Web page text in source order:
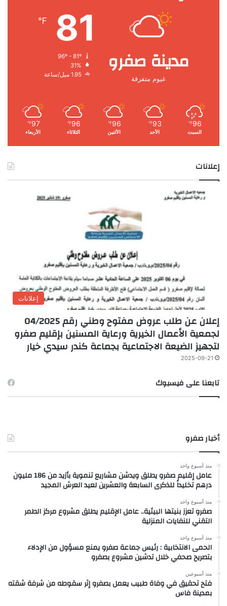
مدينة صفرو
غيوم متفرقة
81
℉
31%
1.95 ميل/ساعة
96
℉
السبت
93
℉
الأحد
96
℉
الأثنين
96
℉
الثلاثاء
97
℉
الأربعاء
إعلانات
إعلانات
إعلان عن طلب عروض مفتوح وطني رقم 04/2025
لجمعية الأعمال الخيرية ورعاية المسنين بإقليم صفرو
لتجهيز الضيعة الاجتماعية بجماعة كندر سيدي خيار
2025-09-21
تابعنا على فيسبوك
أخبار صفرو
منذ أسبوع واحد
عامل إقليم صفرو يطلق ويدشن مشاريع تنموية بأزيد من 186 مليون
درهم تخليداً للذكرى السابعة والعشرين لعيد العرش المجيد
منذ أسبوع واحد
صفرو تعزز بنيتها البيئية.. عامل الإقليم يطلق مشروع مركز الطمر
التقني للنفايات المنزلية
منذ أسبوع واحد
الحمى الانتخابية : رئيس جماعة صفرو يمنع مسؤول من الإدلاء
بتصريح صحفي خلال تدشين مشروع بصفرو
منذ أسبوعين
فتح تحقيق في وفاة طبيب يعمل بصفرو إثر سقوطه من شرفة شقته
بمدينة فاس